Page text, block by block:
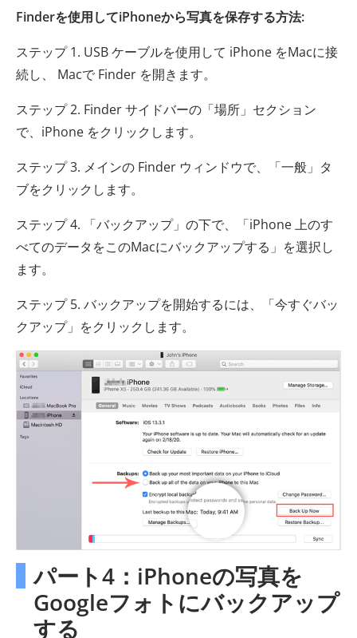
Finderを使用してiPhoneから写真を保存する方法:
ステップ 1. USB ケーブルを使用して iPhone をMacに接
続し、 Macで Finder を開きます。
ステップ 2. Finder サイドバーの「場所」セクション
で、iPhone をクリックします。
ステップ 3. メインの Finder ウィンドウで、「一般」タ
ブをクリックします。
ステップ 4. 「バックアップ」の下で、「iPhone 上のす
べてのデータをこのMacにバックアップする」を選択し
ます。
ステップ 5. バックアップを開始するには、「今すぐバッ
クアップ」をクリックします。
パート4：iPhoneの写真を
Googleフォトにバックアップ
する